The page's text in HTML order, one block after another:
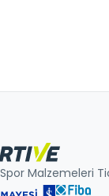
Malzemeleri